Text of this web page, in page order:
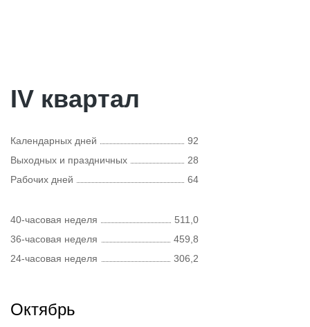
IV квартал
Календарных дней
92
Выходных и праздничных
28
Рабочих дней
64
40-часовая неделя
511,0
36-часовая неделя
459,8
24-часовая неделя
306,2
Октябрь